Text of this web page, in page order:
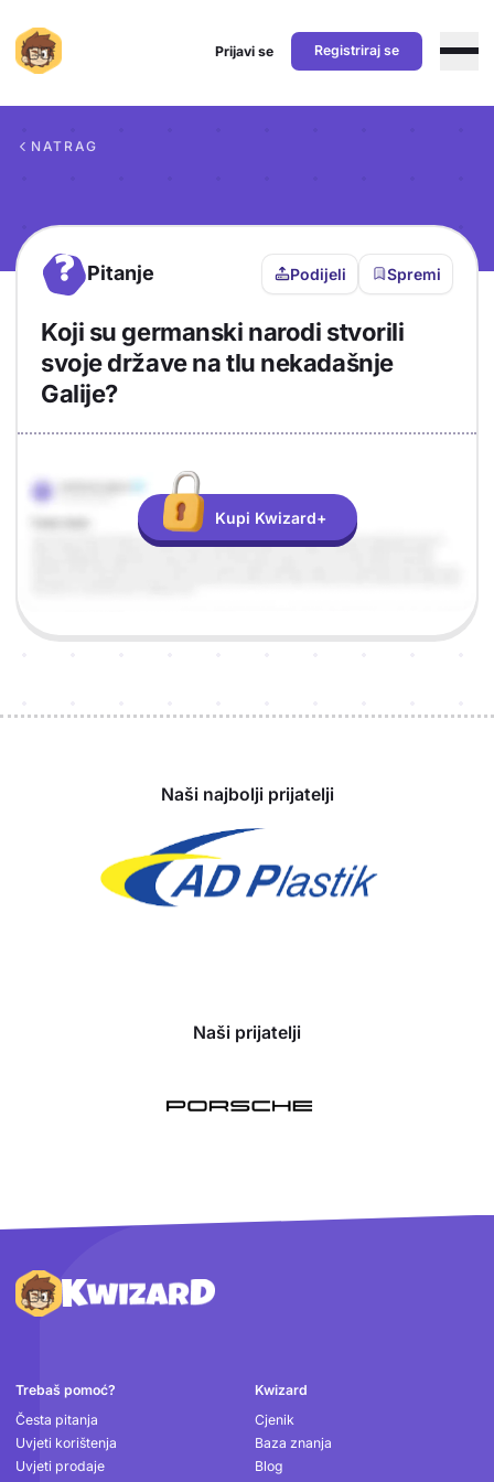
Prijavi se Registriraj se
NATRAG
? Pitanje Podijeli Spremi
Koji su germanski narodi stvorili
svoje države na tlu nekadašnje
Galije?
Odgovor
Objašnjenje
Kupi Kwizard+
Naši najbolji prijatelji
Naši prijatelji
Podnožje
Trebaš pomoć?
Česta pitanja
Uvjeti korištenja
Uvjeti prodaje
Kwizard
Cjenik
Baza znanja
Blog